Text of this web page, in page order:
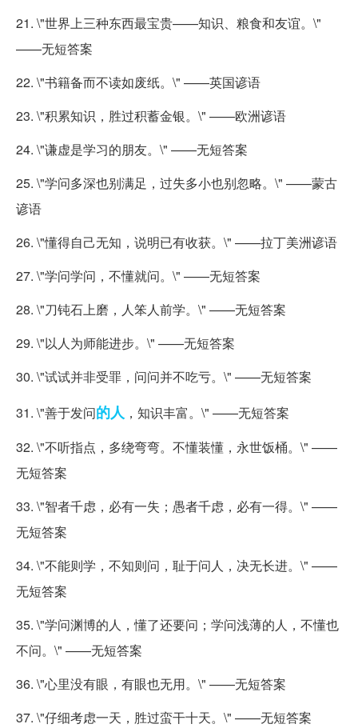
21. \"世界上三种东西最宝贵——知识、粮食和友谊。\"
——无短答案
22. \"书籍备而不读如废纸。\" ——英国谚语
23. \"积累知识，胜过积蓄金银。\" ——欧洲谚语
24. \"谦虚是学习的朋友。\" ——无短答案
25. \"学问多深也别满足，过失多小也别忽略。\" ——蒙古
谚语
26. \"懂得自己无知，说明已有收获。\" ——拉丁美洲谚语
27. \"学问学问，不懂就问。\" ——无短答案
28. \"刀钝石上磨，人笨人前学。\" ——无短答案
29. \"以人为师能进步。\" ——无短答案
30. \"试试并非受罪，问问并不吃亏。\" ——无短答案
31. \"善于发问的人 ，知识丰富。\" ——无短答案
32. \"不听指点，多绕弯弯。不懂装懂，永世饭桶。\" ——
无短答案
33. \"智者千虑，必有一失；愚者千虑，必有一得。\" ——
无短答案
34. \"不能则学，不知则问，耻于问人，决无长进。\" ——
无短答案
35. \"学问渊博的人，懂了还要问；学问浅薄的人，不懂也
不问。\" ——无短答案
36. \"心里没有眼，有眼也无用。\" ——无短答案
37. \"仔细考虑一天，胜过蛮干十天。\" ——无短答案